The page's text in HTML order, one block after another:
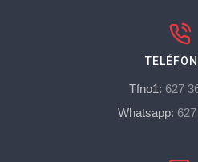
Tfno1: 627
Whatsapp: